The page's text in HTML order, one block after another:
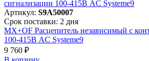
Артикул: S9A50007
Срок поставки: 2 дня
MX+OF Расцепитель независимый с
100-415В AC Systeme9
9 760 ₽